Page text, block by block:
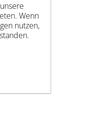
5,5CM
Wenn
nutzen,